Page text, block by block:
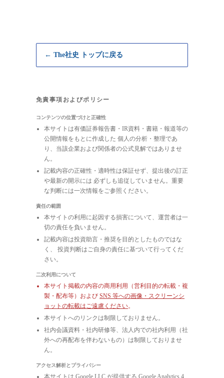
← The社史 トップに戻る
免責事項およびポリシー
コンテンツの位置づけと正確性
本サイトは有価証券報告書・IR資料・書籍・報道等の
公開情報をもとに作成した 個人の分析・整理であ
り、当該企業および関係者の公式見解ではありませ
ん。
記載内容の正確性・適時性は保証せず、提出後の訂正
や最新の開示には 必ずしも追従していません。重要
な判断には一次情報をご参照ください。
責任の範囲
本サイトの利用に起因する損害について、運営者は一
切の責任を負いません。
記載内容は投資助言・推奨を目的としたものではな
く、 投資判断はご自身の責任に基づいて行ってくだ
さい。
二次利用について
本サイト掲載の内容の商用利用（営利目的の転載・複
製・配布等）および SNS 等への画像・スクリーンシ
ョットの転載はご遠慮ください。
本サイトへのリンクは制限しておりません。
社内会議資料・社内研修等、法人内での社内利用（社
外への再配布を伴わないもの）は制限しておりませ
ん。
アクセス解析とプライバシー
本サイトは Google LLC が提供する Google Analytics 4